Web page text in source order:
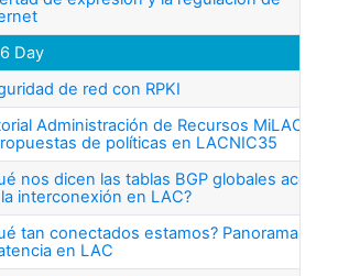
Day
de red con RPKI
Administración de Recursos MiLACNIC
de políticas en LACNIC35
nos dicen las tablas BGP globales acerca
interconexión en LAC?
tan conectados estamos? Panorama de
en LAC